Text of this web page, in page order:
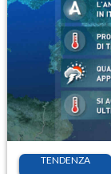
TENDENZA